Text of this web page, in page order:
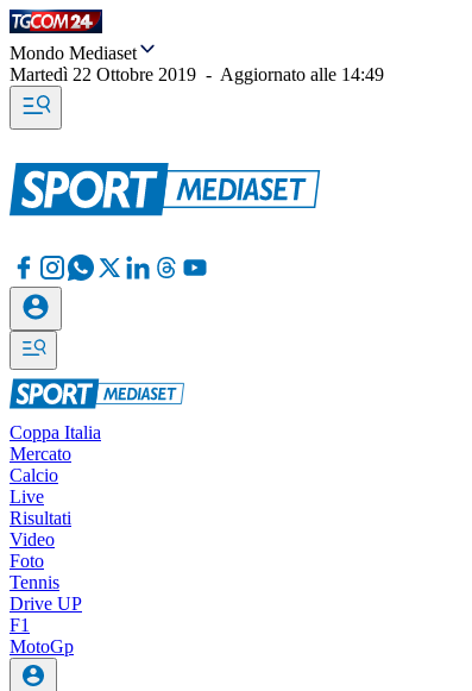
Mondo Mediaset
Martedì 22 Ottobre 2019 - Aggiornato alle 14:49
Coppa Italia
Mercato
Calcio
Live
Risultati
Video
Foto
Tennis
Drive UP
F1
MotoGp